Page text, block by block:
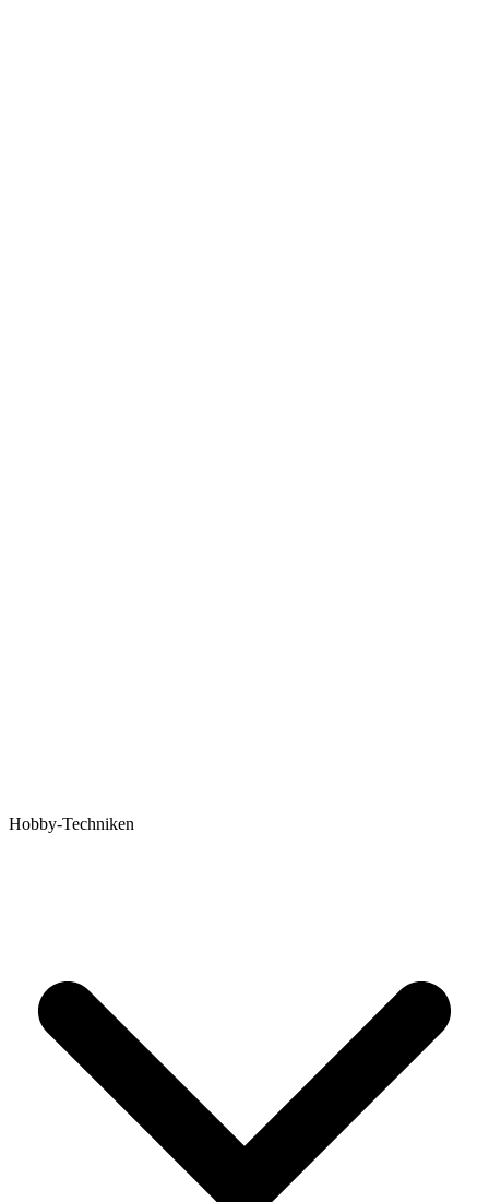
Hobby-Techniken